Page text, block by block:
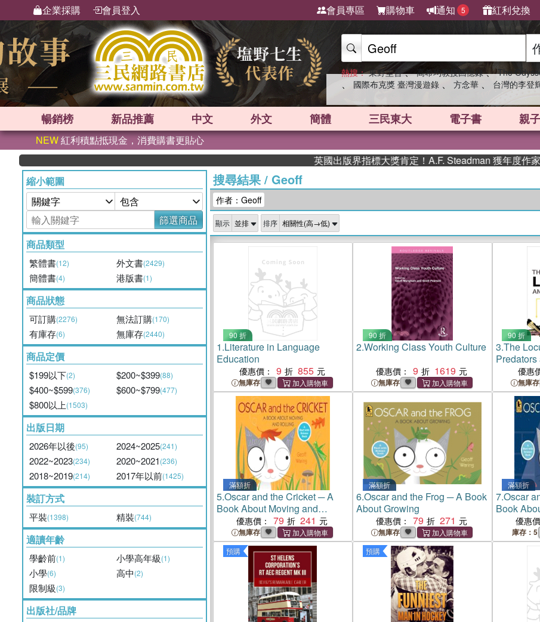
企業採購 會員登入 會員專區 購物車 通知 5 紅利兌換
熱搜： 東野圭吾 、 高希均教授回憶錄 、 The
、 國際布克獎 臺灣漫遊錄 、 方念華 、 台灣的李登
暢銷榜 新品推薦 中文 外文 簡體 三民東大 電子書 親子
NEW紅利積點抵現金，消費購書更貼心
英國出版界指標大獎肯定！A.F. Steadman 獲年度作家，《史
縮小範圍
篩選商品
商品類型
繁體書(12) 外文書(2429)
簡體書(4) 港版書(1)
商品狀態
可訂購(2276) 無法訂購(170)
有庫存(6) 無庫存(2440)
商品定價
$199以下(2) $200~$399(88)
$400~$599(376) $600~$799(477)
$800以上(1503)
出版日期
2026年以後(95) 2024~2025(241)
2022~2023(234) 2020~2021(236)
2018~2019(214) 2017年以前(1425)
裝訂方式
平裝(1398) 精裝(744)
適讀年齡
學齡前(1) 小學高年級(1)
小學(6) 高中(2)
限制級(3)
出版社/品牌
搜尋結果/ Geoff
作者：Geoff
顯示 排序
90 折
1.Literature in Language
Education
優惠價： 9 855
無庫存
90 折
2.Working Class Youth Culture
優惠價： 9 1619
無庫存
90 折
3.The
優惠
無庫存
滿額折
5.Oscar and the Cricket ─ A
Book About Moving and
Rolling優惠價： 79 241
無庫存
滿額折
6.Oscar and the Frog ─ A Book
About Growing
優惠價： 79 271
無庫存
滿額折
7.Oscar
Book
優惠價
庫存：5
預購 預購